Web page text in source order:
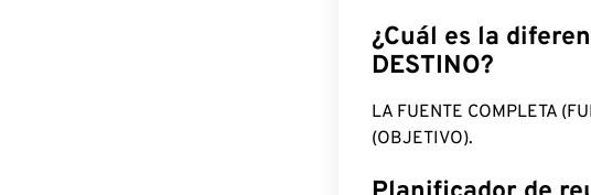
¿Cuál es la
DESTINO?
LA FUENTE COMPLETA
(OBJETIVO).